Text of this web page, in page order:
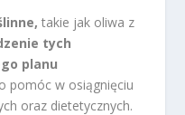
takie jak oliwa z
tych
planu
pomóc w osiągnięciu
oraz dietetycznych.